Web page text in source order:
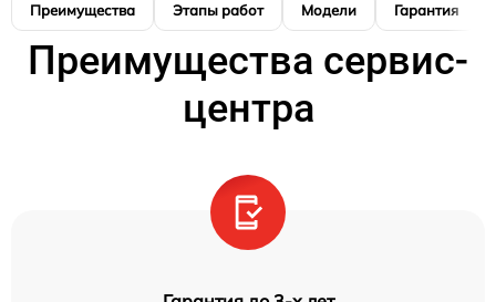
Преимущества Этапы работ Модели Гарантия
Преимущества сервис-
центра